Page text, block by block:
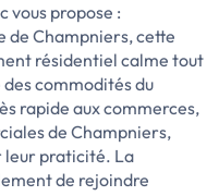
vous propose :
de Champniers, cette
résidentiel calme tout
commodités du
rapide aux commerces,
de Champniers,
leur praticité. La
de rejoindre